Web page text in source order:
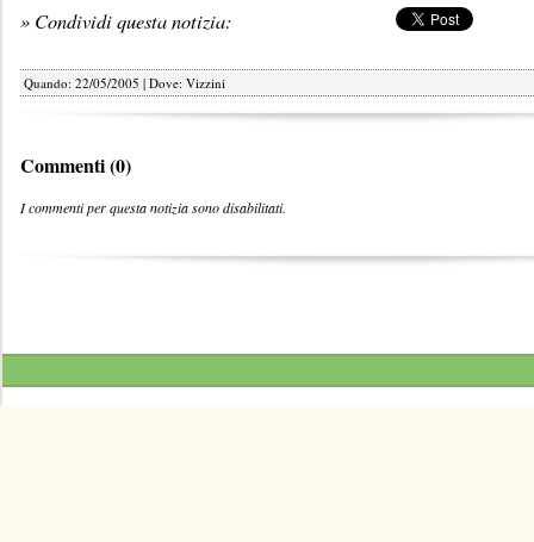
» Condividi questa notizia:
Quando: 22/05/2005 | Dove: Vizzini
Commenti (0)
I commenti per questa notizia sono disabilitati.